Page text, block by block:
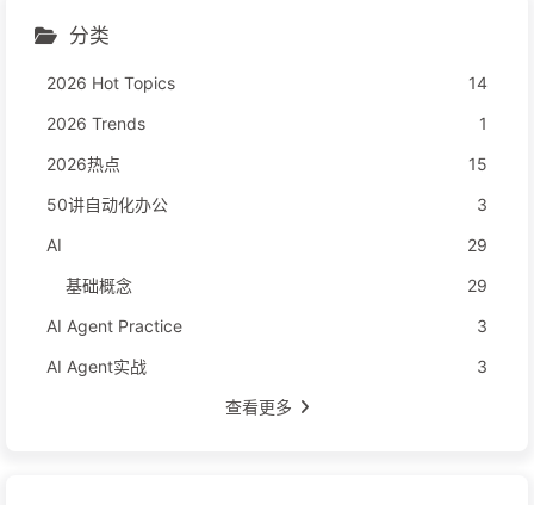
分类
2026 Hot Topics
14
2026 Trends
1
2026热点
15
50讲自动化办公
3
AI
29
基础概念
29
AI Agent Practice
3
AI Agent实战
3
查看更多